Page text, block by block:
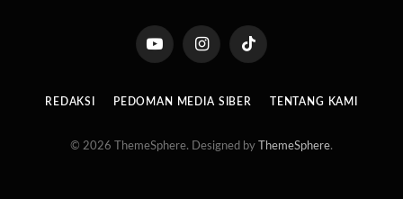
YouTube InstagramTikTok
REDAKSI PEDOMAN MEDIA SIBER TENTANG KAMI
© 2026 ThemeSphere. Designed by ThemeSphere.